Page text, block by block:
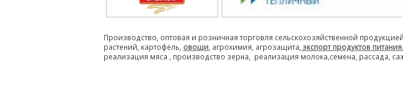
Производство, оптовая и розничная торговля сельскохозяйственной
растений, картофель, овощи , агрохимия, агрозащита, экспорт продуктов питания
реализация мяса , производство зерна, реализация молока,семена, рассада,